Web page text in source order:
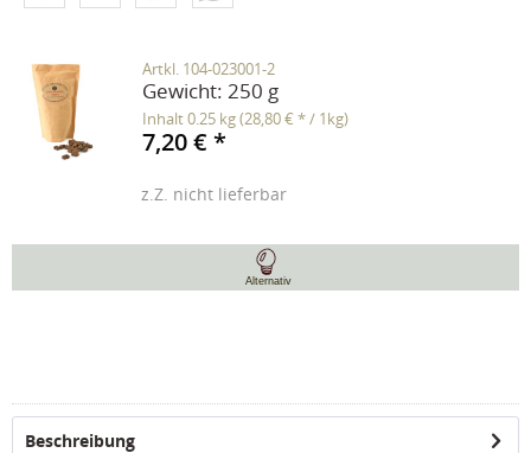
Artkl. 104-023001-2
Gewicht: 250 g
z.Z. nicht lieferbar
Alternativ
Inhalt0.25 kg(28,80 € * / 1kg)
7,20 € *
Beschreibung